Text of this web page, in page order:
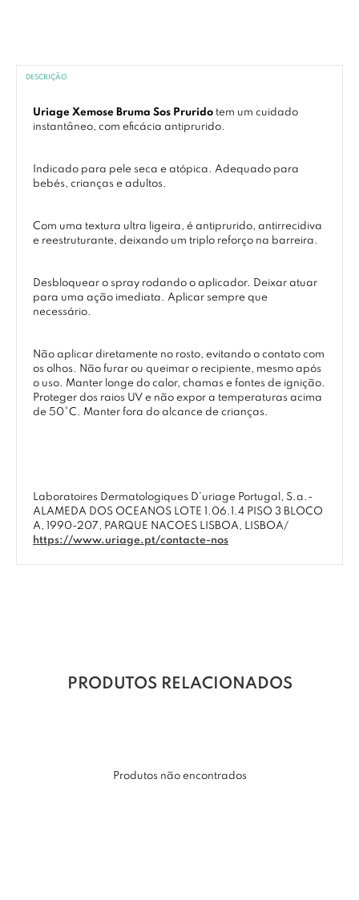
DESCRIÇÃO
Uriage Xemose Bruma Sos Prurido tem um cuidado
instantâneo, com eficácia antiprurido.
Indicado para pele seca e atópica. Adequado para
bebés, crianças e adultos.
Com uma textura ultra ligeira, é antiprurido, antirrecidiva
e reestruturante, deixando um triplo reforço na barreira.
Desbloquear o spray rodando o aplicador. Deixar atuar
para uma ação imediata. Aplicar sempre que
necessário.
Não aplicar diretamente no rosto, evitando o contato com
os olhos. Não furar ou queimar o recipiente, mesmo após
o uso. Manter longe do calor, chamas e fontes de ignição.
Proteger dos raios UV e não expor a temperaturas acima
de 50°C. Manter fora do alcance de crianças.
Laboratoires Dermatologiques D’uriage Portugal, S.a.-
ALAMEDA DOS OCEANOS LOTE 1.06.1.4 PISO 3 BLOCO
A, 1990-207, PARQUE NACOES LISBOA, LISBOA/
https://www.uriage.pt/contacte-nos
PRODUTOS RELACIONADOS
Produtos não encontrados